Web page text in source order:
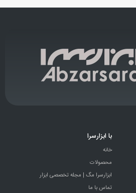
با ابزارسرا
خانه
محصولات
ابزارسرا مگ | مجله تخصصی ابزار
تماس با ما